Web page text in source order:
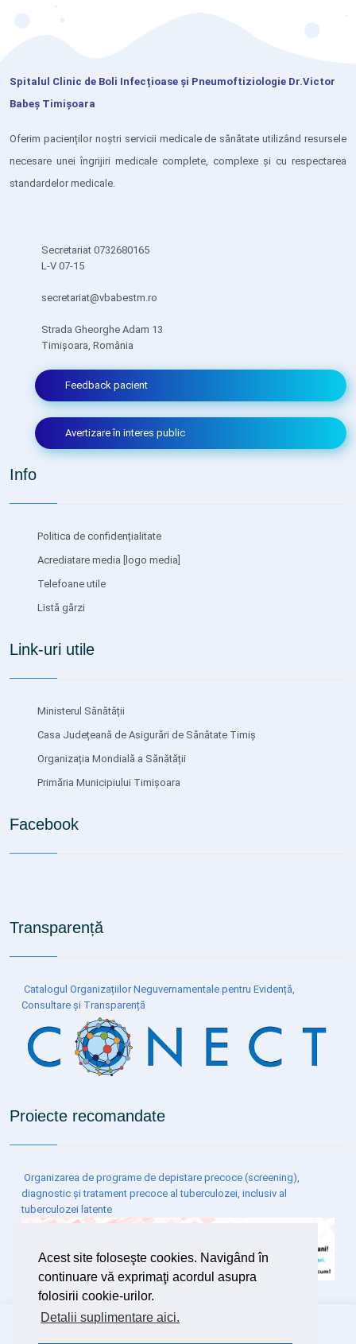
Acest site foloseşte cookies. Navigând în
continuare vă exprimaţi acordul asupra
folosirii cookie-urilor.
Detalii suplimentare aici.
Spitalul Clinic de Boli Infecțioase și Pneumoftiziologie Dr.Victor
Babeș Timișoara
Oferim pacienților noștri servicii medicale de sănătate utilizând resursele
necesare unei îngrijiri medicale complete, complexe și cu respectarea
standardelor medicale.
Secretariat 0732680165
L-V 07-15
secretariat@vbabestm.ro
Strada Gheorghe Adam 13
Timișoara, România
Feedback pacient
Avertizare în interes public
Info
Politica de confidențialitate
Acrediatare media [logo media]
Telefoane utile
Listă gărzi
Link-uri utile
Ministerul Sănătății
Casa Județeană de Asigurări de Sănătate Timiș
Organizația Mondială a Sănătății
Primăria Municipiului Timișoara
Facebook
Transparență
Catalogul Organizațiilor Neguvernamentale pentru Evidență,
Consultare și Transparență
Proiecte recomandate
Organizarea de programe de depistare precoce (screening),
diagnostic și tratament precoce al tuberculozei, inclusiv al
tuberculozei latente
Copyright © 2026 Spitalul Clinic de Boli Infecțioase și